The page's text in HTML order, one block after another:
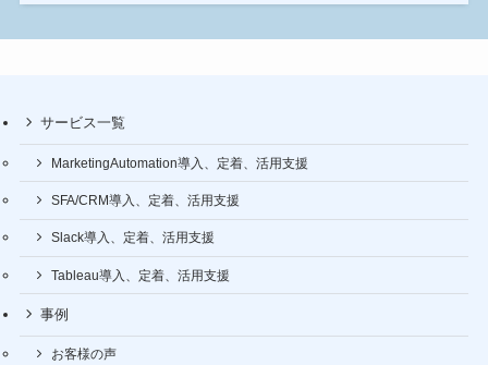
サービス一覧
MarketingAutomation導入、定着、活用支援
SFA/CRM導入、定着、活用支援
Slack導入、定着、活用支援
Tableau導入、定着、活用支援
事例
お客様の声